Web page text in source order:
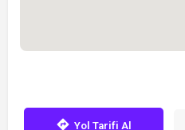
Yol Tarifi Al